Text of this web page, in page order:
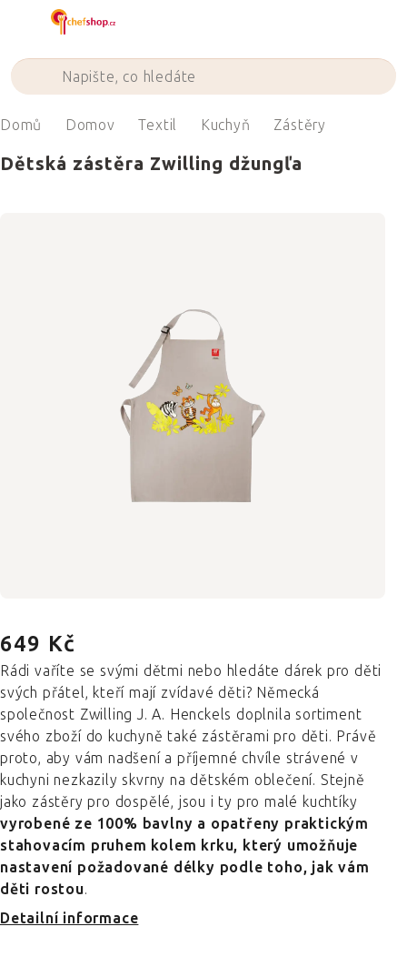
Domů Domov Textil Kuchyň Zástěry
Dětská zástěra Zwilling džungľa
649 Kč
Rádi vaříte se svými dětmi nebo hledáte dárek pro děti
svých přátel, kteří mají zvídavé děti? Německá
společnost Zwilling J. A. Henckels doplnila sortiment
svého zboží do kuchyně také zástěrami pro děti. Právě
proto, aby vám nadšení a příjemné chvíle strávené v
kuchyni nezkazily skvrny na dětském oblečení. Stejně
jako zástěry pro dospělé, jsou i ty pro malé kuchtíky
vyrobené ze 100% bavlny a opatřeny praktickým
stahovacím pruhem kolem krku, který umožňuje
nastavení požadované délky podle toho, jak vám
děti rostou.
Detailní informace